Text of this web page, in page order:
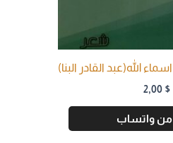
الله(عبد القادر البنا)
2,00 $
واتساب